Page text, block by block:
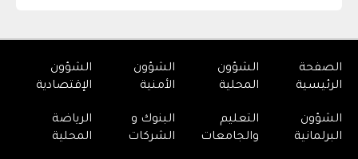
الصفحة
الرئيسية
الشؤون
المحلية
الشؤون
الأمنية
الشؤون
الإقتصادية
الشؤون
البرلمانية
التعليم
والجامعات
البنوك و
الشركات
الرياضة
المحلية